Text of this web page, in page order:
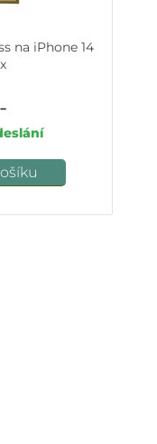
na iPhone 14